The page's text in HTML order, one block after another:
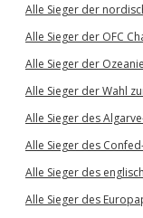
Alle Sieger der
Alle Sieger der OFC
Alle Sieger der
Alle Sieger der Wahl
Alle Sieger des
Alle Sieger des
Alle Sieger des
Alle Sieger des